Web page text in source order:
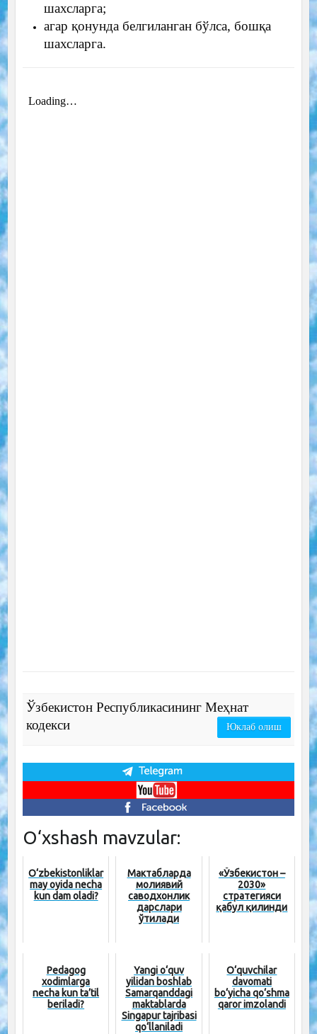
шахсларга;
агар қонунда белгиланган бўлса, бошқа
шахсларга.
Ўзбекистон Республикасининг Меҳнат
кодекси
Юклаб олиш
O‘xshash mavzular:
O‘zbekistonliklar
may oyida necha
kun dam oladi?
Мактабларда
молиявий
саводхонлик
дарслари
ўтилади
«Ўзбекистон –
2030»
стратегияси
қабул қилинди
Pedagog
xodimlarga
necha kun ta’til
beriladi?
Yangi o‘quv
yilidan boshlab
Samarqanddagi
maktablarda
Singapur tajribasi
qo‘llaniladi
O‘quvchilar
davomati
bo‘yicha qo‘shma
qaror imzolandi